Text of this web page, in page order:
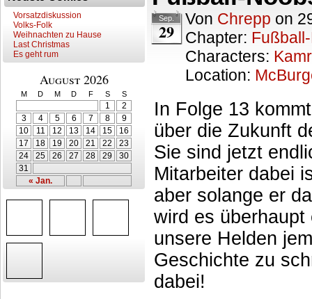
Vorsatzdiskussion
Volks-Folk
Weihnachten zu Hause
Last Christmas
Es geht rum
August 2026
M D M D F S S
« Jan.
1
2
3
4 5 6 7 8
9
10
11 12 13 14 15
16
17
18 19 20 21 22
23
24
25 26 27 28 29
30
31
Sep.
29
Von Chrepp on
Chapter:
Characters:
Location:
In Folge 13
über die Zukunft
Sie sind jetzt
Mitarbeiter dabei
aber solange er
wird es
unsere Helden
Geschichte zu
dabei!